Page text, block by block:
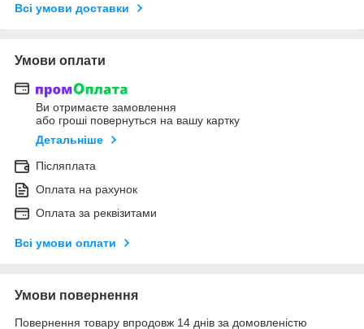
Всі умови доставки
Умови оплати
Ви отримаєте замовлення
або гроші повернуться на вашу картку
Детальніше
Післяплата
Оплата на рахунок
Оплата за реквізитами
Всі умови оплати
Умови повернення
Повернення товару впродовж 14 днів за домовленістю